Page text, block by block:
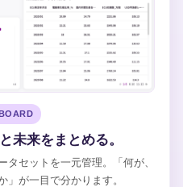
未来をまとめる。
セットを一元管理。「何が、
」が一目で分かります。